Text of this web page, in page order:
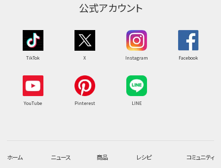
公式アカウント
TikTok X Instagram Facebook
YouTube Pinterest LINE
ホーム ニュース 商品 レシピ コミュニティ